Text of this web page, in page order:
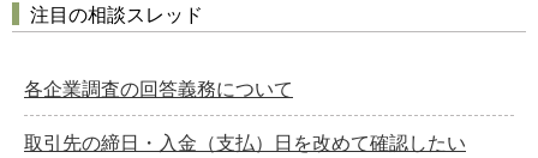
注目の相談スレッド
各企業調査の回答義務について
取引先の締日・入金（支払）日を改めて確認したい